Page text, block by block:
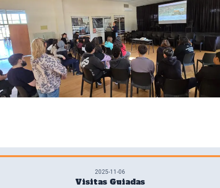
2025-11-06
Visitas Guiadas